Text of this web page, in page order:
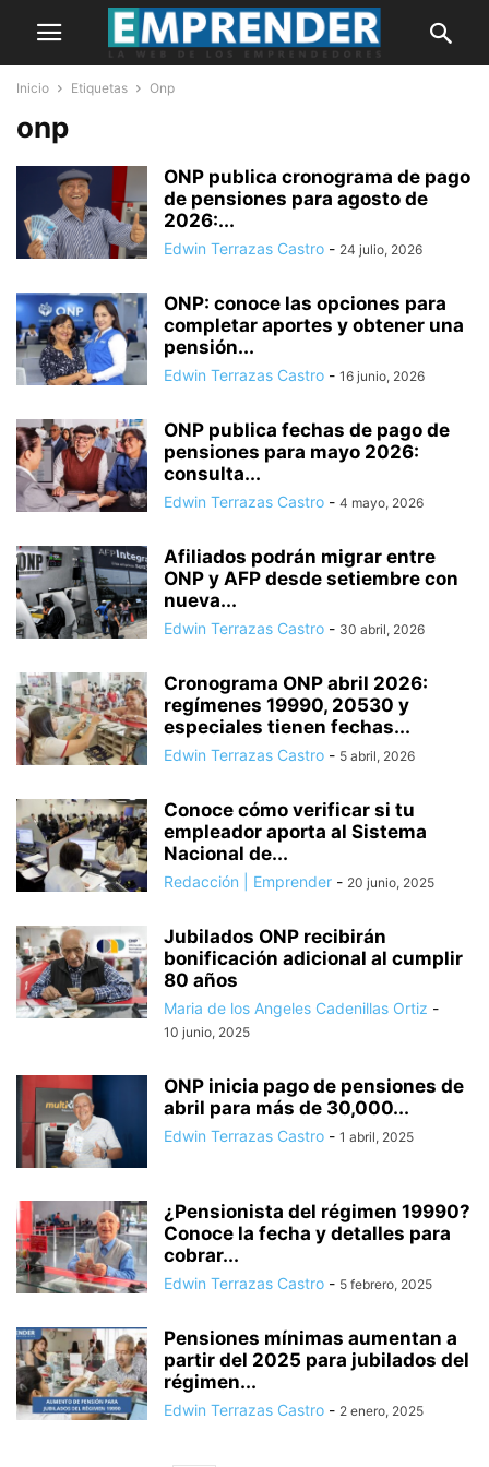
Inicio Etiquetas Onp
onp
ONP publica cronograma de pago
de pensiones para agosto de
2026:...
Edwin Terrazas Castro - 24 julio, 2026
ONP: conoce las opciones para
completar aportes y obtener una
pensión...
Edwin Terrazas Castro - 16 junio, 2026
ONP publica fechas de pago de
pensiones para mayo 2026:
consulta...
Edwin Terrazas Castro - 4 mayo, 2026
Afiliados podrán migrar entre
ONP y AFP desde setiembre con
nueva...
Edwin Terrazas Castro - 30 abril, 2026
Cronograma ONP abril 2026:
regímenes 19990, 20530 y
especiales tienen fechas...
Edwin Terrazas Castro - 5 abril, 2026
Conoce cómo verificar si tu
empleador aporta al Sistema
Nacional de...
Redacción | Emprender - 20 junio, 2025
Jubilados ONP recibirán
bonificación adicional al cumplir
80 años
Maria de los Angeles Cadenillas Ortiz -
10 junio, 2025
ONP inicia pago de pensiones de
abril para más de 30,000...
Edwin Terrazas Castro - 1 abril, 2025
¿Pensionista del régimen 19990?
Conoce la fecha y detalles para
cobrar...
Edwin Terrazas Castro - 5 febrero, 2025
Pensiones mínimas aumentan a
partir del 2025 para jubilados del
régimen...
Edwin Terrazas Castro - 2 enero, 2025